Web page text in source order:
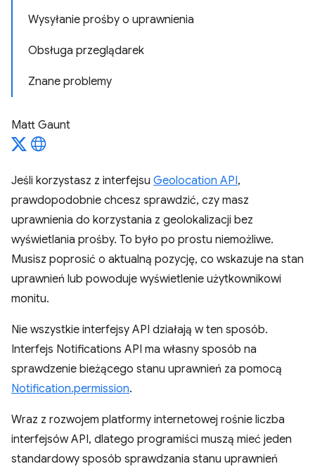
Wysyłanie prośby o uprawnienia
Obsługa przeglądarek
Znane problemy
Matt Gaunt
Jeśli korzystasz z interfejsu Geolocation API,
prawdopodobnie chcesz sprawdzić, czy masz
uprawnienia do korzystania z geolokalizacji bez
wyświetlania prośby. To było po prostu niemożliwe.
Musisz poprosić o aktualną pozycję, co wskazuje na stan
uprawnień lub powoduje wyświetlenie użytkownikowi
monitu.
Nie wszystkie interfejsy API działają w ten sposób.
Interfejs Notifications API ma własny sposób na
sprawdzenie bieżącego stanu uprawnień za pomocą
Notification.permission.
Wraz z rozwojem platformy internetowej rośnie liczba
interfejsów API, dlatego programiści muszą mieć jeden
standardowy sposób sprawdzania stanu uprawnień